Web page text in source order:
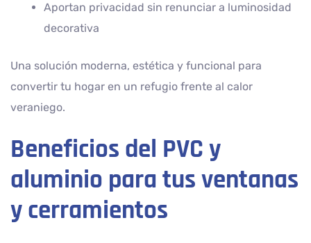
Aportan privacidad sin renunciar a luminosidad
decorativa
Una solución moderna, estética y funcional para
convertir tu hogar en un refugio frente al calor
veraniego.
Beneficios del PVC y
aluminio para tus ventanas
y cerramientos